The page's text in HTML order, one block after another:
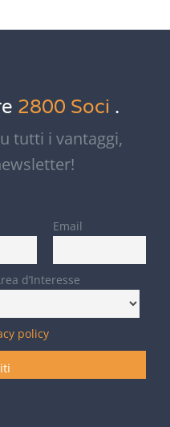
2800 Soci .
tutti i vantaggi,
Email
d’Interesse
policy